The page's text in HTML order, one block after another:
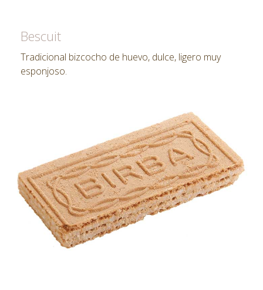
Bescuit
Tradicional bizcocho de huevo, dulce, ligero muy
esponjoso.